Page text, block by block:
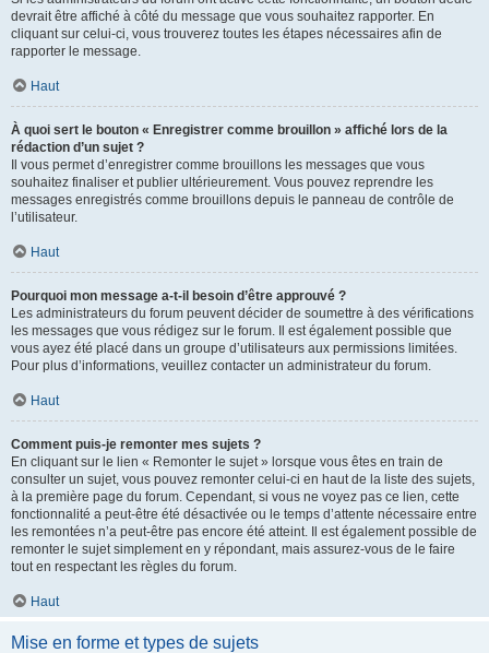
devrait être affiché à côté du message que vous souhaitez rapporter. En
cliquant sur celui-ci, vous trouverez toutes les étapes nécessaires afin de
rapporter le message.
Haut
À quoi sert le bouton « Enregistrer comme brouillon » affiché lors de la
rédaction d’un sujet ?
Il vous permet d’enregistrer comme brouillons les messages que vous
souhaitez finaliser et publier ultérieurement. Vous pouvez reprendre les
messages enregistrés comme brouillons depuis le panneau de contrôle de
l’utilisateur.
Haut
Pourquoi mon message a-t-il besoin d’être approuvé ?
Les administrateurs du forum peuvent décider de soumettre à des vérifications
les messages que vous rédigez sur le forum. Il est également possible que
vous ayez été placé dans un groupe d’utilisateurs aux permissions limitées.
Pour plus d’informations, veuillez contacter un administrateur du forum.
Haut
Comment puis-je remonter mes sujets ?
En cliquant sur le lien « Remonter le sujet » lorsque vous êtes en train de
consulter un sujet, vous pouvez remonter celui-ci en haut de la liste des sujets,
à la première page du forum. Cependant, si vous ne voyez pas ce lien, cette
fonctionnalité a peut-être été désactivée ou le temps d’attente nécessaire entre
les remontées n’a peut-être pas encore été atteint. Il est également possible de
remonter le sujet simplement en y répondant, mais assurez-vous de le faire
tout en respectant les règles du forum.
Haut
Mise en forme et types de sujets